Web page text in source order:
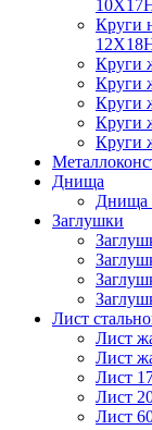
Круги
Круги
Круги
Круги
Круги
Круги
Днища
Днища
Заглушки
Лист
Лист
Лист
Лист
Лист
Лист